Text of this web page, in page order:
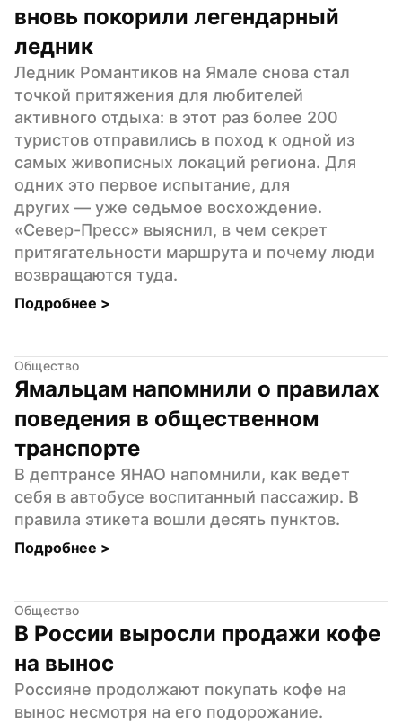
вновь покорили легендарный
ледник
Ледник Романтиков на Ямале снова стал
точкой притяжения для любителей
активного отдыха: в этот раз более 200
туристов отправились в поход к одной из
самых живописных локаций региона. Для
одних это первое испытание, для
других — уже седьмое восхождение.
«Север-Пресс» выяснил, в чем секрет
притягательности маршрута и почему люди
возвращаются туда.
Подробнее >
Общество
Ямальцам напомнили о правилах
поведения в общественном
транспорте
В дептрансе ЯНАО напомнили, как ведет
себя в автобусе воспитанный пассажир. В
правила этикета вошли десять пунктов.
Подробнее >
Общество
В России выросли продажи кофе
на вынос
Россияне продолжают покупать кофе на
вынос несмотря на его подорожание.